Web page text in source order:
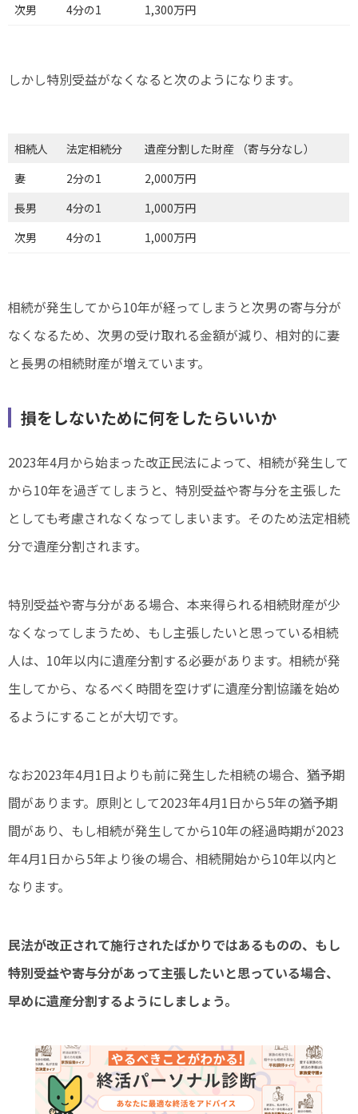
次男
4分の1 1,300万円
しかし特別受益がなくなると次のようになります。
相続人 法定相続分
遺産分割した財産 （寄与分なし）
妻
2分の1
2,000万円
長男
4分の1
1,000万円
次男
4分の1 1,000万円
相続が発生してから10年が経ってしまうと次男の寄与分が
なくなるため、次男の受け取れる金額が減り、相対的に妻
と長男の相続財産が増えています。
損をしないために何をしたらいいか
2023年4月から始まった改正民法によって、相続が発生して
から10年を過ぎてしまうと、特別受益や寄与分を主張した
としても考慮されなくなってしまいます。そのため法定相続
分で遺産分割されます。
特別受益や寄与分がある場合、本来得られる相続財産が少
なくなってしまうため、もし主張したいと思っている相続
人は、10年以内に遺産分割する必要があります。相続が発
生してから、なるべく時間を空けずに遺産分割協議を始め
るようにすることが大切です。
なお2023年4月1日よりも前に発生した相続の場合、猶予期
間があります。原則として2023年4月1日から5年の猶予期
間があり、もし相続が発生してから10年の経過時期が2023
年4月1日から5年より後の場合、相続開始から10年以内と
なります。
民法が改正されて施行されたばかりではあるものの、もし
特別受益や寄与分があって主張したいと思っている場合、
早めに遺産分割するようにしましょう。